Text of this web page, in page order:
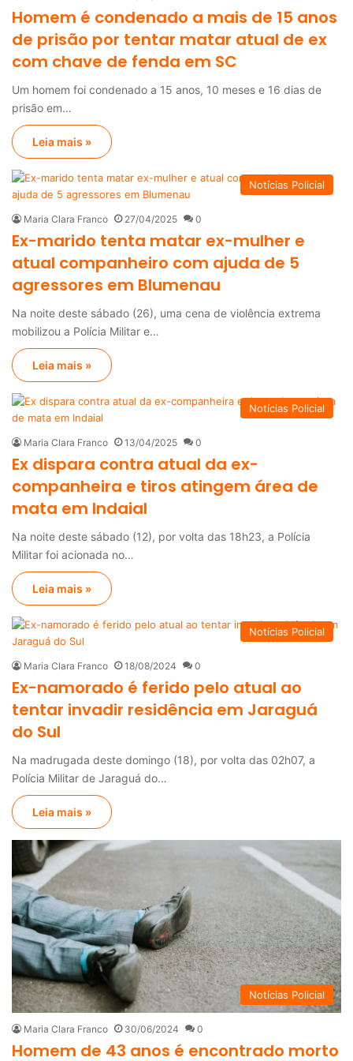
Homem é condenado a mais de 15 anos
de prisão por tentar matar atual de ex
com chave de fenda em SC
Um homem foi condenado a 15 anos, 10 meses e 16 dias de
prisão em…
Leia mais »
Notícias Policial
Maria Clara Franco 27/04/2025 0
Ex-marido tenta matar ex-mulher e
atual companheiro com ajuda de 5
agressores em Blumenau
Na noite deste sábado (26), uma cena de violência extrema
mobilizou a Polícia Militar e…
Leia mais »
Notícias Policial
Maria Clara Franco 13/04/2025 0
Ex dispara contra atual da ex-
companheira e tiros atingem área de
mata em Indaial
Na noite deste sábado (12), por volta das 18h23, a Polícia
Militar foi acionada no…
Leia mais »
Notícias Policial
Maria Clara Franco 18/08/2024 0
Ex-namorado é ferido pelo atual ao
tentar invadir residência em Jaraguá
do Sul
Na madrugada deste domingo (18), por volta das 02h07, a
Polícia Militar de Jaraguá do…
Leia mais »
Notícias Policial
Maria Clara Franco 30/06/2024 0
Homem de 43 anos é encontrado morto